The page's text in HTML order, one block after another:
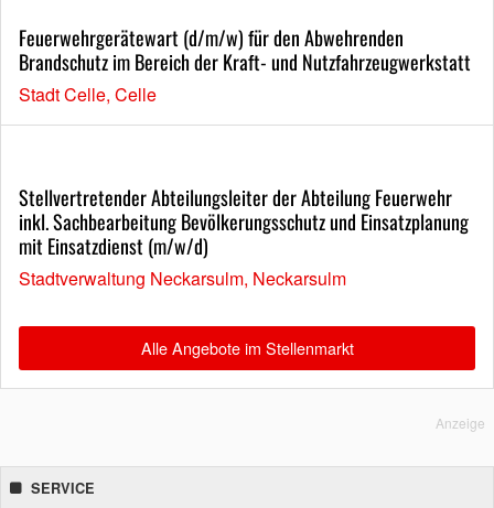
Feuerwehrgerätewart (d/m/w) für den Abwehrenden
Brandschutz im Bereich der Kraft- und Nutzfahrzeugwerkstatt
Stadt Celle, Celle
Stellvertretender Abteilungsleiter der Abteilung Feuerwehr
inkl. Sachbearbeitung Bevölkerungsschutz und Einsatzplanung
mit Einsatzdienst (m/w/d)
Stadtverwaltung Neckarsulm, Neckarsulm
Alle Angebote im Stellenmarkt
Anzeige
SERVICE